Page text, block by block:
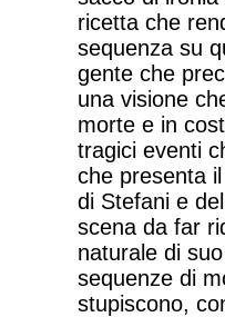
ricetta che
sequenza su
gente che
una visione
morte e in
tragici eventi
che presenta
di Stefani e
scena da far
naturale di
sequenze di
stupiscono,